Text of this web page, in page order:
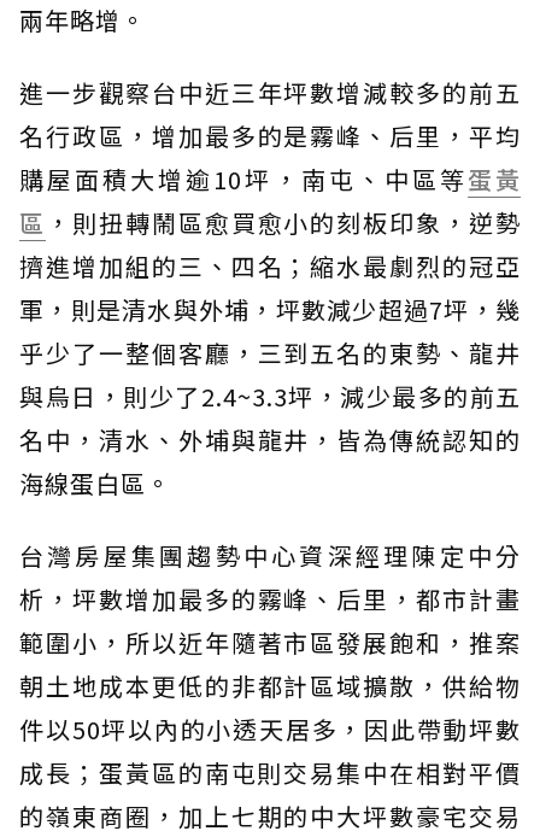
兩年略增。
進一步觀察台中近三年坪數增減較多的前五
名行政區，增加最多的是霧峰、后里，平均
購屋面積大增逾10坪，南屯、中區等蛋黃
區 ，則扭轉鬧區愈買愈小的刻板印象，逆勢
擠進增加組的三、四名；縮水最劇烈的冠亞
軍，則是清水與外埔，坪數減少超過7坪，幾
乎少了一整個客廳，三到五名的東勢、龍井
與烏日，則少了2.4~3.3坪，減少最多的前五
名中，清水、外埔與龍井，皆為傳統認知的
海線蛋白區。
台灣房屋集團趨勢中心資深經理陳定中分
析，坪數增加最多的霧峰、后里，都市計畫
範圍小，所以近年隨著市區發展飽和，推案
朝土地成本更低的非都計區域擴散，供給物
件以50坪以內的小透天居多，因此帶動坪數
成長；蛋黃區的南屯則交易集中在相對平價
的嶺東商圈，加上七期的中大坪數豪宅交易